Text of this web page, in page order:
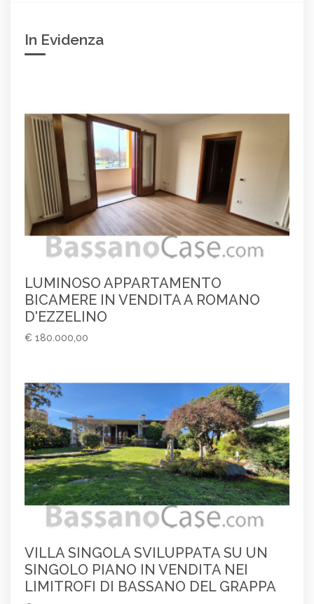
In Evidenza
LUMINOSO APPARTAMENTO
BICAMERE IN VENDITA A ROMANO
D'EZZELINO
€ 180.000,00
VILLA SINGOLA SVILUPPATA SU UN
SINGOLO PIANO IN VENDITA NEI
LIMITROFI DI BASSANO DEL GRAPPA